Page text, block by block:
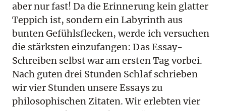
aber nur fast! Da die Erinnerung kein glatter
Teppich ist, sondern ein Labyrinth aus
bunten Gefühlsflecken, werde ich versuchen
die stärksten einzufangen: Das Essay-
Schreiben selbst war am ersten Tag vorbei.
Nach guten drei Stunden Schlaf schrieben
wir vier Stunden unsere Essays zu
philosophischen Zitaten. Wir erlebten vier